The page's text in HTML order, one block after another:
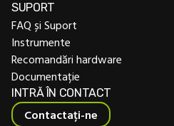
SUPORT
FAQ și Suport
Instrumente
Recomandări hardware
Documentație
INTRĂ ÎN CONTACT
Contactați-ne